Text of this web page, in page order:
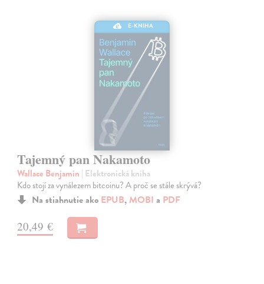
E-KNIHA
Tajemný pan Nakamoto
Wallace Benjamin | Elektronická kniha
Kdo stojí za vynálezem bitcoinu? A proč se stále skrývá?
Na stiahnutie ako EPUB, MOBI a PDF
20,49 €